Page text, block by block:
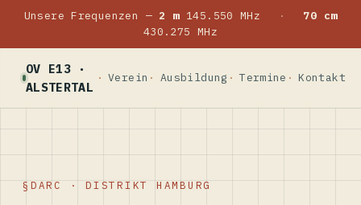
Unsere Frequenzen — 2 m145.550 MHz ·
70 cm
430.275 MHz
OV E13 ·
ALSTERTAL
Verein Ausbildung Termine Kontakt
DARC · DISTRIKT HAMBURG